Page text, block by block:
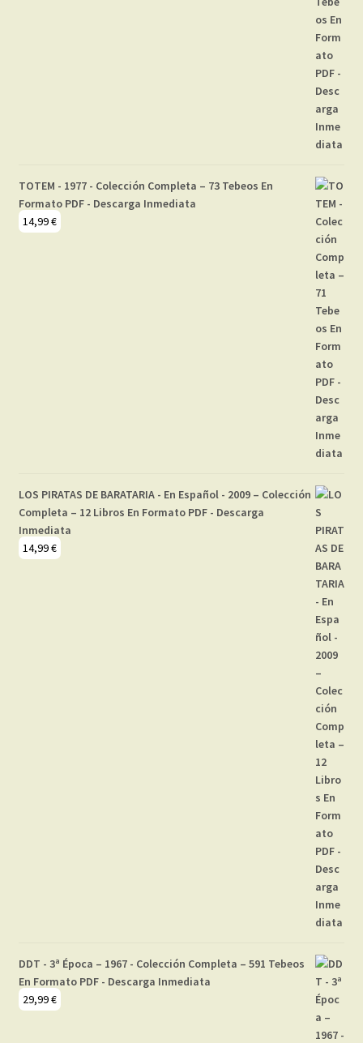
TOTEM - 1977 - Colección Completa – 73 Tebeos En
Formato PDF - Descarga Inmediata
14,99€
LOS PIRATAS DE BARATARIA - En Español - 2009 – Colección
Completa – 12 Libros En Formato PDF - Descarga
Inmediata
14,99€
DDT - 3ª Época – 1967 - Colección Completa – 591 Tebeos
En Formato PDF - Descarga Inmediata
29,99€